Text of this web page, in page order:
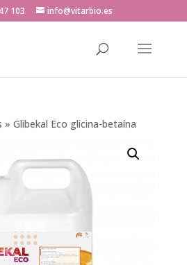
103 info@vitarbio.es
» Glibekal Eco glicina-betaína